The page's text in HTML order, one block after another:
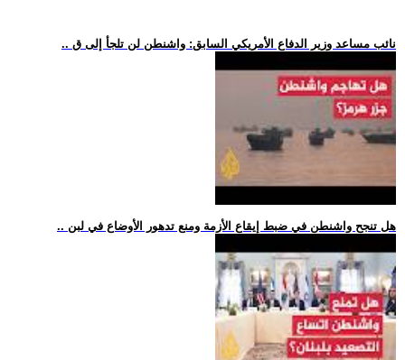
.. نائب مساعد وزير الدفاع الأمريكي السابق: واشنطن لن تلجأ إلى ق
.. هل تنجح واشنطن في ضبط إيقاع الأزمة ومنع تدهور الأوضاع في لبن